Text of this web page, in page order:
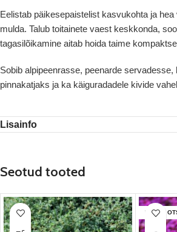
Eelistab päikesepaistelist kasvukohta ja
mulda. Talub toitainete vaest keskkonda,
tagasilõikamine aitab hoida taime
Sobib alpipeenrasse, peenarde servadesse,
pinnakatjaks ja ka käiguradadele kivide
Lisainfo
Seotud tooted
LAOST